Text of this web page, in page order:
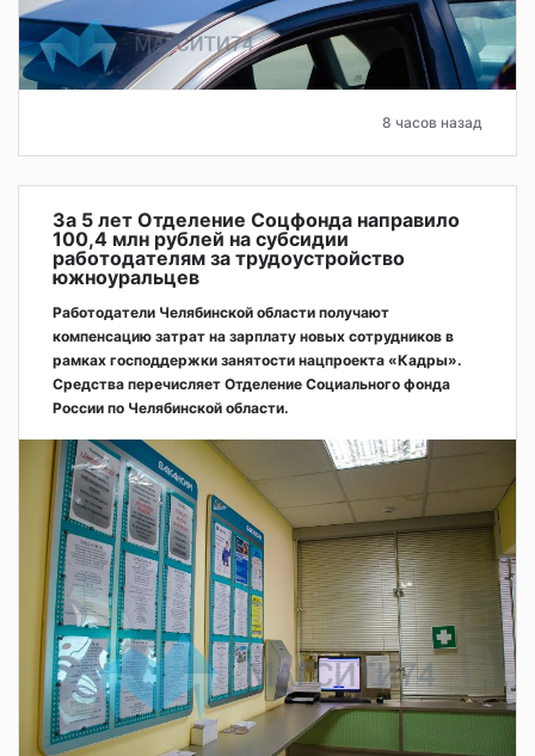
8 часов назад
За 5 лет Отделение Соцфонда направило
100,4 млн рублей на субсидии
работодателям за трудоустройство
южноуральцев
Работодатели Челябинской области получают
компенсацию затрат на зарплату новых сотрудников в
рамках господдержки занятости нацпроекта «Кадры».
Средства перечисляет Отделение Социального фонда
России по Челябинской области.